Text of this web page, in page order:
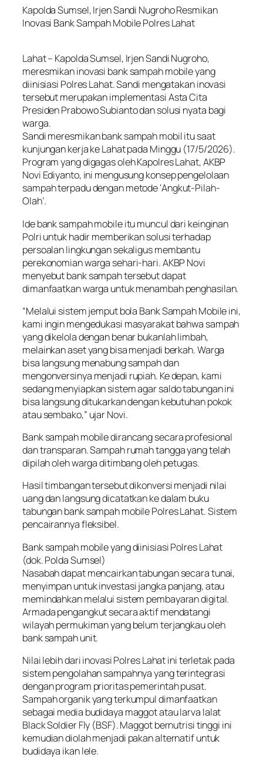
Kapolda Sumsel, Irjen Sandi Nugroho Resmikan
Inovasi Bank Sampah Mobile Polres Lahat
Lahat – Kapolda Sumsel, Irjen Sandi Nugroho,
meresmikan inovasi bank sampah mobile yang
diinisiasi Polres Lahat. Sandi mengatakan inovasi
tersebut merupakan implementasi Asta Cita
Presiden Prabowo Subianto dan solusi nyata bagi
warga.
Sandi meresmikan bank sampah mobil itu saat
kunjungan kerja ke Lahat pada Minggu (17/5/2026).
Program yang digagas oleh Kapolres Lahat, AKBP
Novi Ediyanto, ini mengusung konsep pengelolaan
sampah terpadu dengan metode ‘Angkut-Pilah-
Olah’.
Ide bank sampah mobile itu muncul dari keinginan
Polri untuk hadir memberikan solusi terhadap
persoalan lingkungan sekaligus membantu
perekonomian warga sehari-hari. AKBP Novi
menyebut bank sampah tersebut dapat
dimanfaatkan warga untuk menambah penghasilan.
“Melalui sistem jemput bola Bank Sampah Mobile ini,
kami ingin mengedukasi masyarakat bahwa sampah
yang dikelola dengan benar bukanlah limbah,
melainkan aset yang bisa menjadi berkah. Warga
bisa langsung menabung sampah dan
mengonversinya menjadi rupiah. Ke depan, kami
sedang menyiapkan sistem agar saldo tabungan ini
bisa langsung ditukarkan dengan kebutuhan pokok
atau sembako,” ujar Novi.
Bank sampah mobile dirancang secara profesional
dan transparan. Sampah rumah tangga yang telah
dipilah oleh warga ditimbang oleh petugas.
Hasil timbangan tersebut dikonversi menjadi nilai
uang dan langsung dicatatkan ke dalam buku
tabungan bank sampah mobile Polres Lahat. Sistem
pencairannya fleksibel.
Bank sampah mobile yang diinisiasi Polres Lahat
(dok. Polda Sumsel)
Nasabah dapat mencairkan tabungan secara tunai,
menyimpan untuk investasi jangka panjang, atau
memindahkan melalui sistem pembayaran digital.
Armada pengangkut secara aktif mendatangi
wilayah permukiman yang belum terjangkau oleh
bank sampah unit.
Nilai lebih dari inovasi Polres Lahat ini terletak pada
sistem pengolahan sampahnya yang terintegrasi
dengan program prioritas pemerintah pusat.
Sampah organik yang terkumpul dimanfaatkan
sebagai media budidaya maggot atau larva lalat
Black Soldier Fly (BSF). Maggot bernutrisi tinggi ini
kemudian diolah menjadi pakan alternatif untuk
budidaya ikan lele.